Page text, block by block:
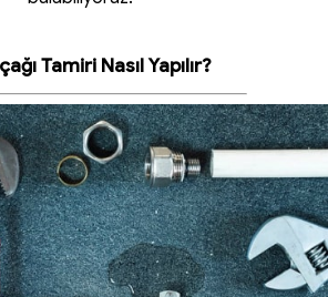
Tamiri Nasıl Yapılır?